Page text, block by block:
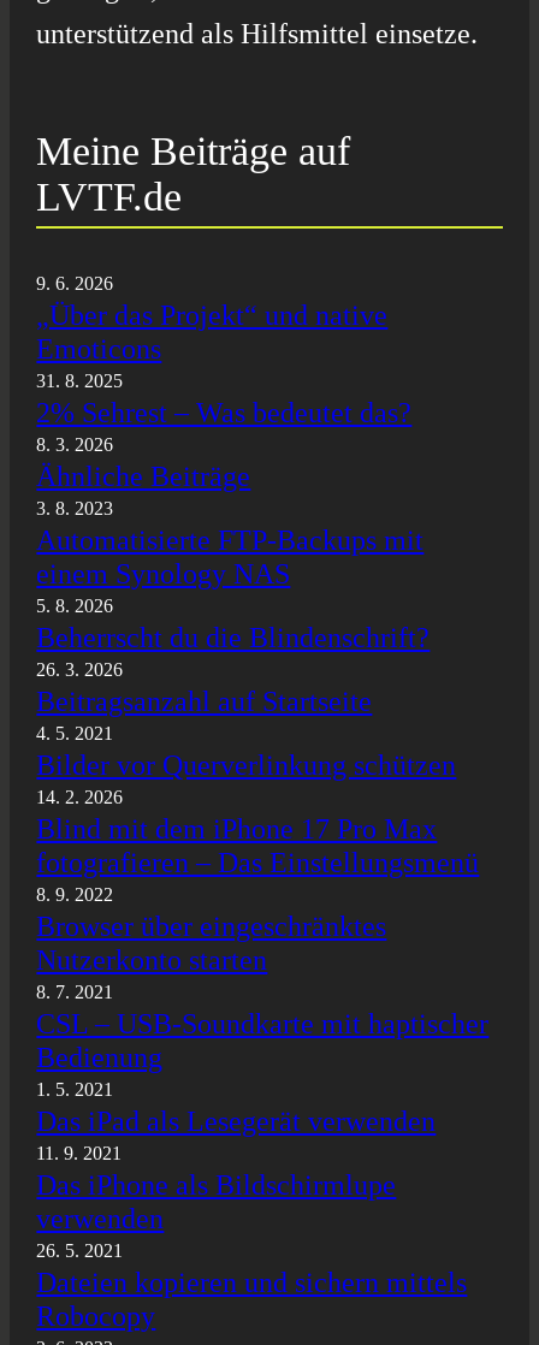
unterstützend als Hilfsmittel einsetze.
Meine Beiträge auf
LVTF.de
9. 6. 2026
„Über das Projekt“ und native
Emoticons
31. 8. 2025
2% Sehrest – Was bedeutet das?
8. 3. 2026
Ähnliche Beiträge
3. 8. 2023
Automatisierte FTP-Backups mit
einem Synology NAS
5. 8. 2026
Beherrscht du die Blindenschrift?
26. 3. 2026
Beitragsanzahl auf Startseite
4. 5. 2021
Bilder vor Querverlinkung schützen
14. 2. 2026
Blind mit dem iPhone 17 Pro Max
fotografieren – Das Einstellungsmenü
8. 9. 2022
Browser über eingeschränktes
Nutzerkonto starten
8. 7. 2021
CSL – USB-Soundkarte mit haptischer
Bedienung
1. 5. 2021
Das iPad als Lesegerät verwenden
11. 9. 2021
Das iPhone als Bildschirmlupe
verwenden
26. 5. 2021
Dateien kopieren und sichern mittels
Robocopy